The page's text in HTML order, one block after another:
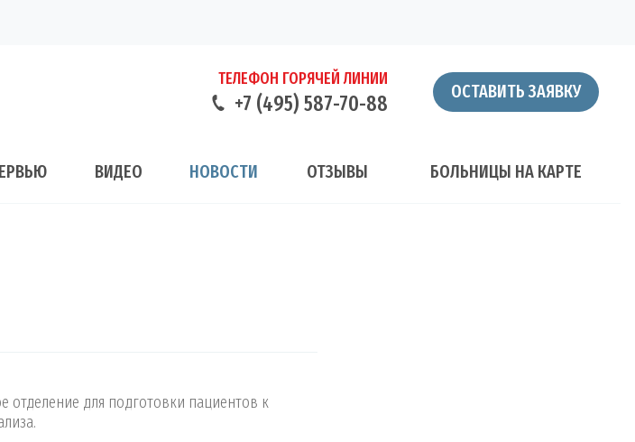
ОСТАВИТЬ ЗАЯВКУ
ТЕЛЕФОН ГОРЯЧЕЙ ЛИНИИ
+7 (495) 587-70-88
ВИДЕО НОВОСТИ ОТЗЫВЫ БОЛЬНИЦЫ НА КАРТЕ
отделение для подготовки пациентов к